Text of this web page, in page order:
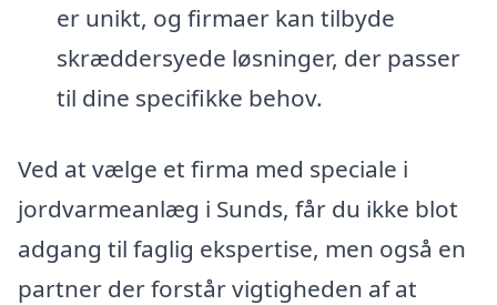
er unikt, og firmaer kan tilbyde
skræddersyede løsninger, der passer
til dine specifikke behov.
Ved at vælge et firma med speciale i
jordvarmeanlæg i Sunds, får du ikke blot
adgang til faglig ekspertise, men også en
partner der forstår vigtigheden af at